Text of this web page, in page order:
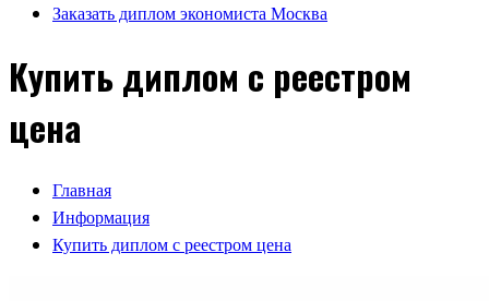
Заказать диплом экономиста Москва
Купить диплом с реестром
цена
Главная
Информация
Купить диплом с реестром цена